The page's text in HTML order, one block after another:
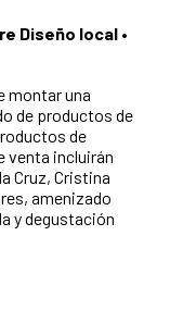
Diseño local •
montar una
de productos de
de
venta incluirán
Cruz, Cristina
amenizado
y degustación